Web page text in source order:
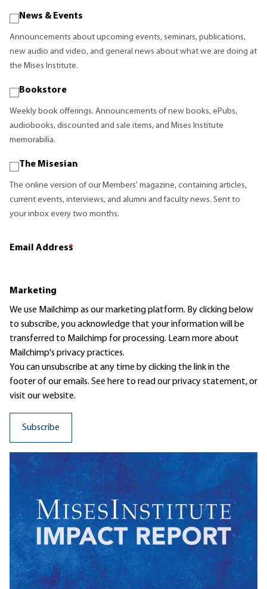
News & Events
Announcements about upcoming events, seminars, publications,
new audio and video, and general news about what we are doing at
the Mises Institute.
Bookstore
Weekly book offerings. Announcements of new books, ePubs,
audiobooks, discounted and sale items, and Mises Institute
memorabilia.
The Misesian
The online version of our Members' magazine, containing articles,
current events, interviews, and alumni and faculty news. Sent to
your inbox every two months.
Email Address
*
Marketing
We use Mailchimp as our marketing platform. By clicking below
to subscribe, you acknowledge that your information will be
transferred to Mailchimp for processing. Learn moreabout
Mailchimp's privacy practices.
You can unsubscribe at any time by clicking the link in the
footer of our emails. See here to read ourprivacy statement, or
visit our website.